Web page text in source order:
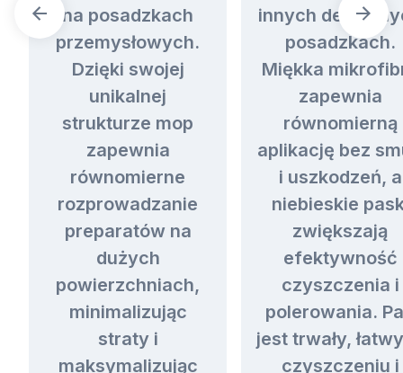
na posadzkach
przemysłowych.
Dzięki swojej
unikalnej
strukturze mop
zapewnia
równomierne
rozprowadzanie
preparatów na
dużych
powierzchniach,
minimalizując
straty i
maksymalizując
innych
posadzkach.
Miękka
zapewnia
równomierną
aplikację bez
i uszkodzeń, a
niebieskie
zwiększają
efektywność
czyszczenia i
polerowania.
jest trwały,
czyszczeniu i